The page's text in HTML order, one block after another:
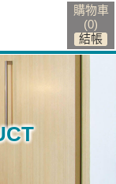
購物車
(0)